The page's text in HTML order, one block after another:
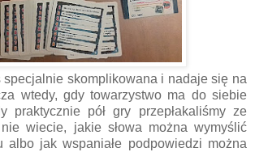
specjalnie skomplikowana i nadaje się na
wtedy, gdy towarzystwo ma do siebie
praktycznie pół gry przepłakaliśmy ze
wiecie, jakie słowa można wymyślić
albo jak wspaniałe podpowiedzi można